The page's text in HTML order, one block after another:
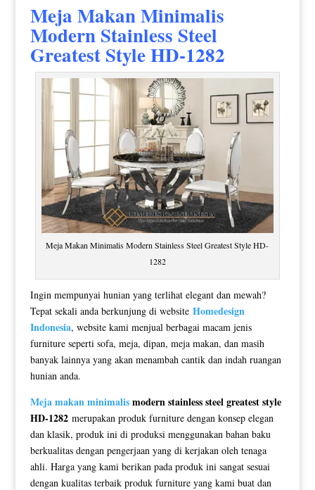
Meja Makan Minimalis
ModernStainless Steel
Greatest Style HD-1282
Meja Makan Minimalis Modern Stainless Steel Greatest Style HD-
1282
Ingin mempunyai hunian yang terlihat elegant dan mewah?
Tepat sekali anda berkunjung di website Homedesign
Indonesia, website kami menjual berbagai macam jenis
furniture seperti sofa, meja, dipan, meja makan, dan masih
banyak lainnya yang akan menambah cantik dan indah ruangan
hunian anda.
Meja makan minimalismodern stainless steel greatest style
HD-1282merupakan produk furniture dengan konsep elegan
dan klasik, produk ini di produksi menggunakan bahan baku
berkualitas dengan pengerjaan yang di kerjakan oleh tenaga
ahli. Harga yang kami berikan pada produk ini sangat sesuai
dengan kualitas terbaik produk furniture yang kami buat dan